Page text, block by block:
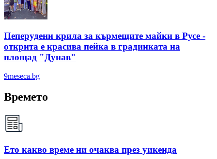
Пеперудени крила за кърмещите майки в Русе -
открита е красива пейка в градинката на
площад "Дунав"
9meseca.bg
Времето
Ето какво време ни очаква през уикенда